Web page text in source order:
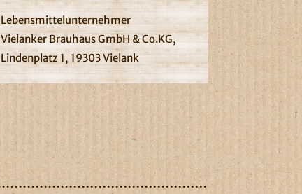
Lebensmittelunternehmer
Vielanker Brauhaus GmbH & Co.KG,
Lindenplatz 1, 19303 Vielank